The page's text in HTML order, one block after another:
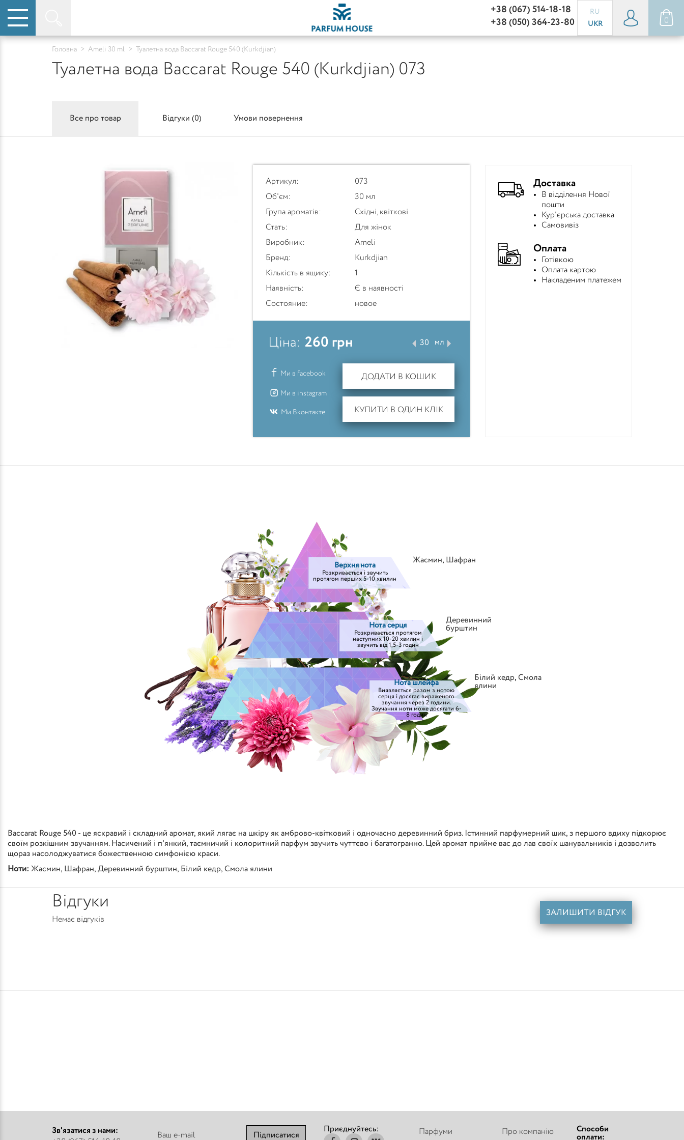
0
RU
UKR
+38 (067) 514-18-18
+38 (050) 364-23-80
Головна > Ameli 30 ml > Туалетна вода Baccarat Rouge 540 (Kurkdjian)
Туалетна вода Baccarat Rouge 540 (Kurkdjian) 073
Верхня нота
Розкривається і звучить
протягом перших 5-10 хвилин
Жасмин, Шафран
Нота серця
Розкривається протягом
наступних 10-20 хвилин і
звучить від 1,5-3 годин
Деревинний
бурштин
Нота шлейфа
Виявляється разом з нотою
серця і досягає вираженого
звучання через 2 години.
Звучання ноти може досягати 6-
8 годин
Білий кедр, Смола
ялини
Baccarat Rouge 540 - це яскравий і складний аромат, який лягає на шкіру як амброво-квітковий і одночасно деревинний бриз. Істинний парфумерний шик, з першого вдиху підкорює
своїм розкішним звучанням. Насичений і п'янкий, таємничий і колоритний парфум звучить чуттєво і багатогранно. Цей аромат прийме вас до лав своїх шанувальників і дозволить
щораз насолоджуватися божественною симфонією краси.
Ноти: Жасмин, Шафран, Деревинний бурштин, Білий кедр, Смола ялини
Все про товар Відгуки (0) Умови повернення
Артикул:
073
Об'єм:
30 мл
Група ароматів:
Східні, квіткові
Стать:
Для жінок
Виробник:
Ameli
Бренд:
Kurkdjian
Кількість в ящику:
1
Наявність:
Є в наявності
Состояние:
новое
Ціна: 260 грн мл
Ми в facebook
Ми в instagram
Ми Вконтакте
ДОДАТИ В КОШИК
КУПИТИ В ОДИН КЛІК
Доставка
В відділення Нової
пошти
Кур'єрська доставка
Самовивіз
Оплата
Готівкою
Оплата картою
Накладеним платежем
Відгуки
Немає відгуків
ЗАЛИШИТИ ВІДГУК
Зв'язатися з нами:
Підписатися
Приєднуйтесь: Парфуми Про компанію
Способи
оплати: